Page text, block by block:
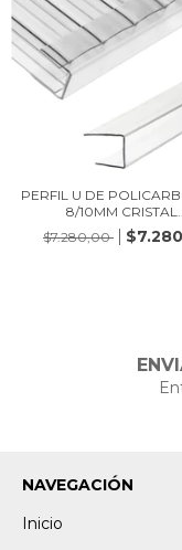
PERFIL U DE
8/10MM
$7.280,00
NAVEGACIÓN
Inicio